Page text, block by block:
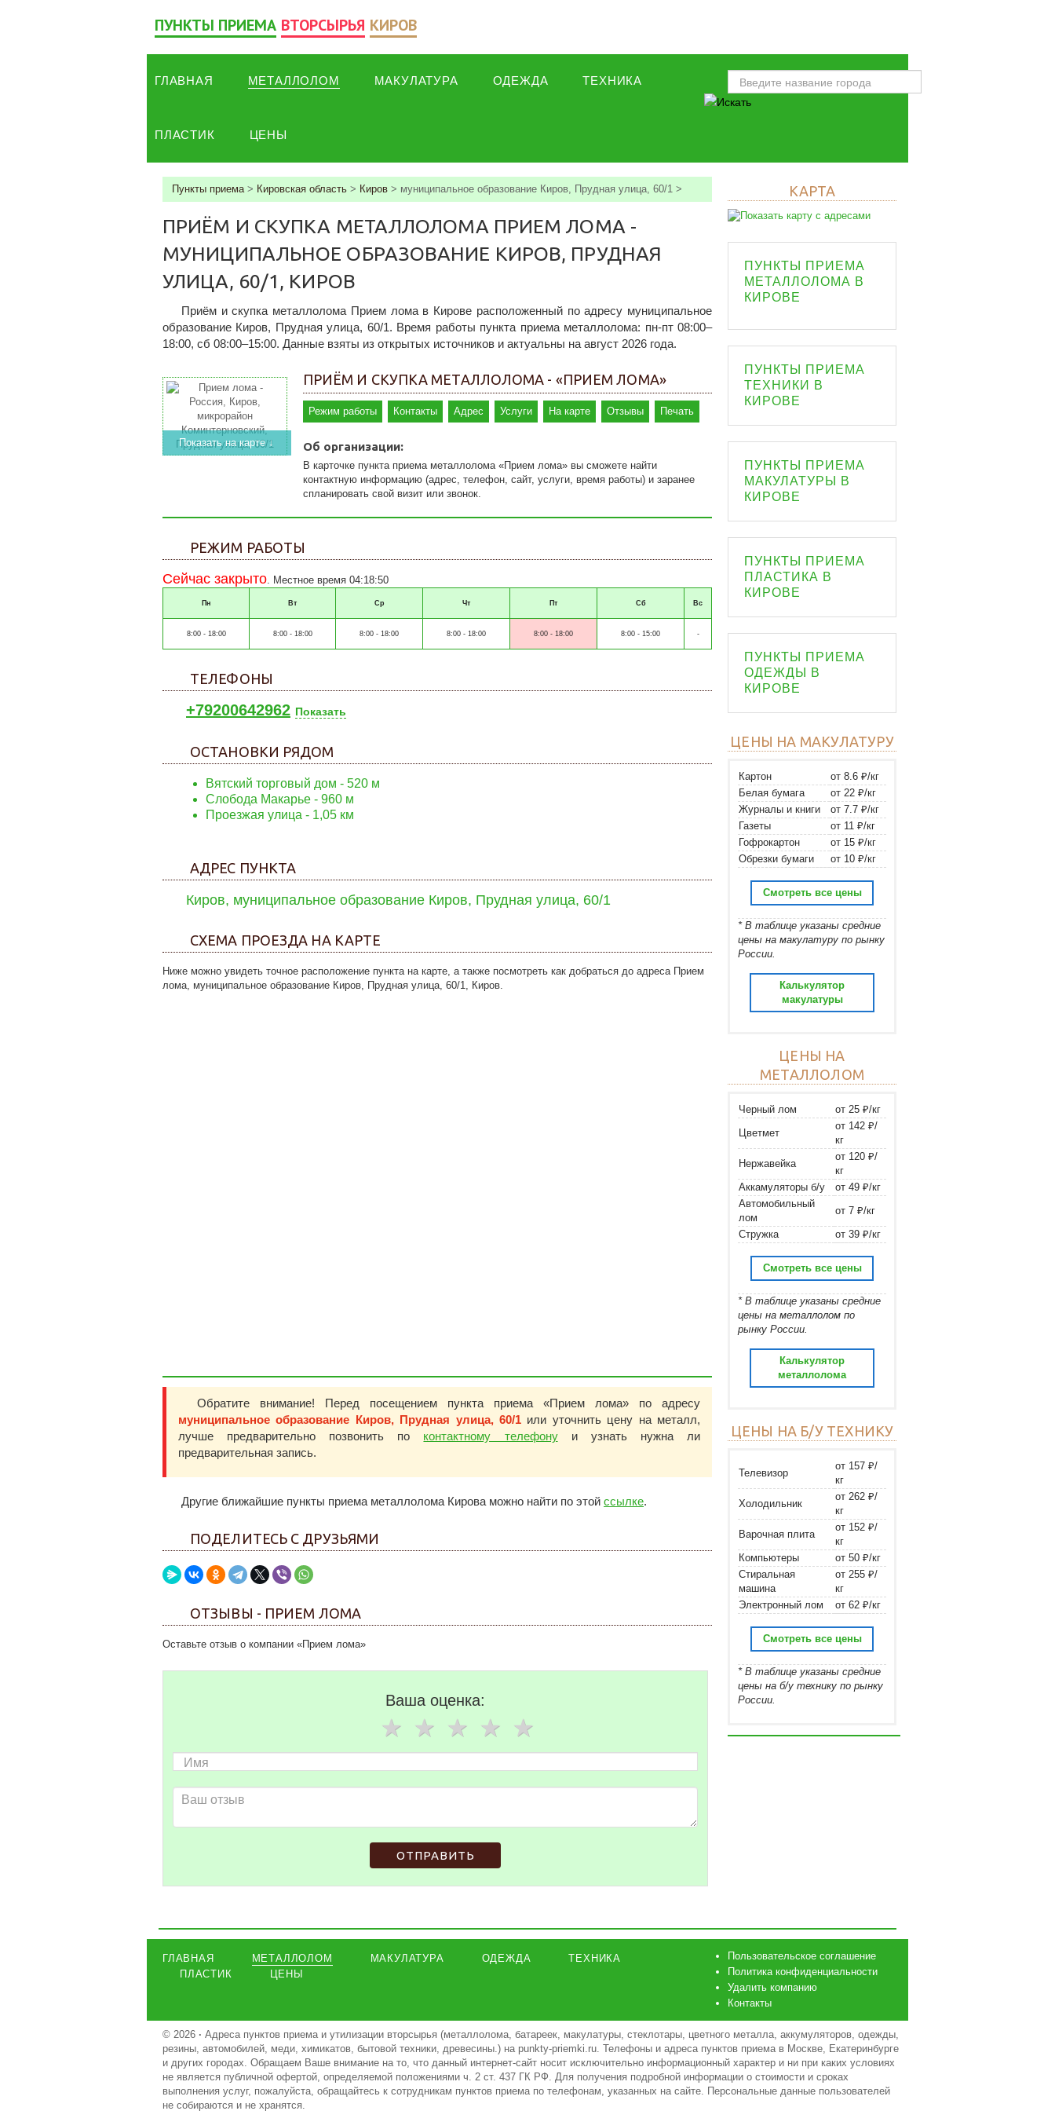
ПУНКТЫ ПРИЕМА ВТОРСЫРЬЯ КИРОВ
ГЛАВНАЯ МЕТАЛЛОЛОМ МАКУЛАТУРА ОДЕЖДА ТЕХНИКА
ПЛАСТИК ЦЕНЫ
Пункты приема> Кировская область > Киров > муниципальное образование Киров, Прудная улица, 60/1 >
ПРИЁМ И СКУПКА МЕТАЛЛОЛОМА ПРИЕМ ЛОМА -
МУНИЦИПАЛЬНОЕ ОБРАЗОВАНИЕ КИРОВ, ПРУДНАЯ
УЛИЦА, 60/1, КИРОВ
Приём и скупка металлолома Прием лома в Кирове расположенный по адресу муниципальное
образование Киров, Прудная улица, 60/1. Время работы пункта приема металлолома: пн-пт 08:00–
18:00, сб 08:00–15:00. Данные взяты из открытых источников и актуальны на август 2026 года.
Показать на карте ↓
ПРИЁМ И СКУПКА МЕТАЛЛОЛОМА - «ПРИЕМ ЛОМА»
Режим работы Контакты Адрес Услуги На карте Отзывы Печать
Об организации:
В карточке пункта приема металлолома «Прием лома» вы сможете найти
контактную информацию (адрес, телефон, сайт, услуги, время работы) и заранее
спланировать свой визит или звонок.
РЕЖИМ РАБОТЫ
Сейчас закрыто. Местное время 04:18:50
Пн Вт Ср Чт Пт Сб Вс
8:00 - 18:00 8:00 - 18:00 8:00 - 18:00 8:00 - 18:00 8:00 - 18:00 8:00 - 15:00 -
ТЕЛЕФОНЫ
+79200642962 Показать
ОСТАНОВКИ РЯДОМ
Вятский торговый дом - 520 м
Слобода Макарье - 960 м
Проезжая улица - 1,05 км
АДРЕС ПУНКТА
Киров, муниципальное образование Киров, Прудная улица, 60/1
СХЕМА ПРОЕЗДА НА КАРТЕ
Ниже можно увидеть точное расположение пункта на карте, а также посмотреть как добраться до адреса Прием
лома, муниципальное образование Киров, Прудная улица, 60/1, Киров.
Обратите внимание! Перед посещением пункта приема «Прием лома» по адресу
муниципальное образование Киров, Прудная улица, 60/1 или уточнить цену на металл,
лучше предварительно позвонить по контактному телефонуи узнать нужна ли
предварительная запись.
Другие ближайшие пункты приема металлолома Кирова можно найти по этой ссылке.
ПОДЕЛИТЕСЬ С ДРУЗЬЯМИ
ОТЗЫВЫ - ПРИЕМ ЛОМА
Оставьте отзыв о компании «Прием лома»
Ваша оценка:
ОТПРАВИТЬ
КАРТА
ПУНКТЫ ПРИЕМА
МЕТАЛЛОЛОМА В
КИРОВЕ
ПУНКТЫ ПРИЕМА
ТЕХНИКИ В
КИРОВЕ
ПУНКТЫ ПРИЕМА
МАКУЛАТУРЫ В
КИРОВЕ
ПУНКТЫ ПРИЕМА
ПЛАСТИКА В
КИРОВЕ
ПУНКТЫ ПРИЕМА
ОДЕЖДЫ В
КИРОВЕ
ЦЕНЫ НА МАКУЛАТУРУ
Картон
от 8.6 ₽/кг
Белая бумага
от 22 ₽/кг
Журналы и книги
от 7.7 ₽/кг
Газеты
от 11 ₽/кг
Гофрокартон
от 15 ₽/кг
Обрезки бумаги
от 10 ₽/кг
Смотреть все цены
* В таблице указаны средние
цены на макулатуру по рынку
России.
Калькулятор
макулатуры
ЦЕНЫ НА
МЕТАЛЛОЛОМ
Черный лом
от 25 ₽/кг
Цветмет
от 142 ₽/
кг
Нержавейка
от 120 ₽/
кг
Аккамуляторы б/у
от 49 ₽/кг
Автомобильный
лом
от 7 ₽/кг
Стружка
от 39 ₽/кг
Смотреть все цены
* В таблице указаны средние
цены на металлолом по
рынку России.
Калькулятор
металлолома
ЦЕНЫ НА Б/У ТЕХНИКУ
Телевизор
от 157 ₽/
кг
Холодильник
от 262 ₽/
кг
Варочная плита
от 152 ₽/
кг
Компьютеры
от 50 ₽/кг
Стиральная
машина
от 255 ₽/
кг
Электронный лом
от 62 ₽/кг
Смотреть все цены
* В таблице указаны средние
цены на б/у технику по рынку
России.
ГЛАВНАЯ МЕТАЛЛОЛОМ МАКУЛАТУРА ОДЕЖДА
ТЕХНИКА
ПЛАСТИК
ЦЕНЫ
Пользовательское соглашение
Политика конфиденциальности
Удалить компанию
Контакты
© 2026 · Адреса пунктов приема и утилизации вторсырья (металлолома, батареек, макулатуры, стеклотары, цветного металла, аккумуляторов, одежды,
резины, автомобилей, меди, химикатов, бытовой техники, древесины.) на punkty-priemki.ru. Телефоны и адреса пунктов приема в Москве, Екатеринбурге
и других городах. Обращаем Ваше внимание на то, что данный интернет-сайт носит исключительно информационный характер и ни при каких условиях
не является публичной офертой, определяемой положениями ч. 2 ст. 437 ГК РФ. Для получения подробной информации о стоимости и сроках
выполнения услуг, пожалуйста, обращайтесь к сотрудникам пунктов приема по телефонам, указанных на сайте. Персональные данные пользователей
не собираются и не хранятся.